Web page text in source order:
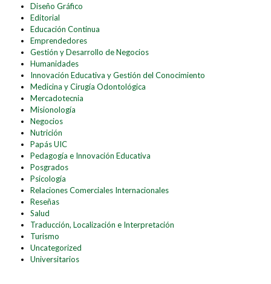
Diseño Gráfico
Editorial
Educación Continua
Emprendedores
Gestión y Desarrollo de Negocios
Humanidades
Innovación Educativa y Gestión del Conocimiento
Medicina y Cirugía Odontológica
Mercadotecnia
Misionología
Negocios
Nutrición
Papás UIC
Pedagogía e Innovación Educativa
Posgrados
Psicología
Relaciones Comerciales Internacionales
Reseñas
Salud
Traducción, Localización e Interpretación
Turismo
Uncategorized
Universitarios